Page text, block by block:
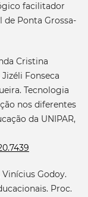
facilitador
de Ponta Grossa-
Cristina
Jizéli Fonseca
Tecnologia
nos diferentes
da UNIPAR,
Vinícius Godoy.
Proc.